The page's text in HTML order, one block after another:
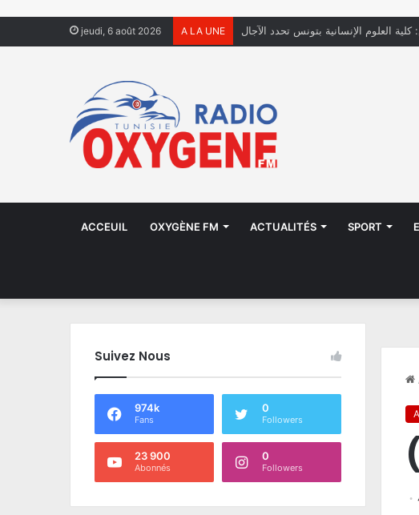
jeudi, 6 août 2026 A LA UNE العلوم الإنسانية بتونس تحدد الآجال
ACCEUIL OXYGÈNE FM ACTUALITÉS SPORT
Suivez Nous
974k
Fans
0
Followers
23 900
Abonnés
0
Followers